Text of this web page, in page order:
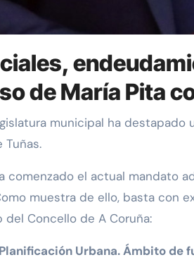
de María Pita
Tuñas.
comenzado el actual mandato
muestra de ello, basta con
Concello de A Coruña:
Urbana. Ámbito de